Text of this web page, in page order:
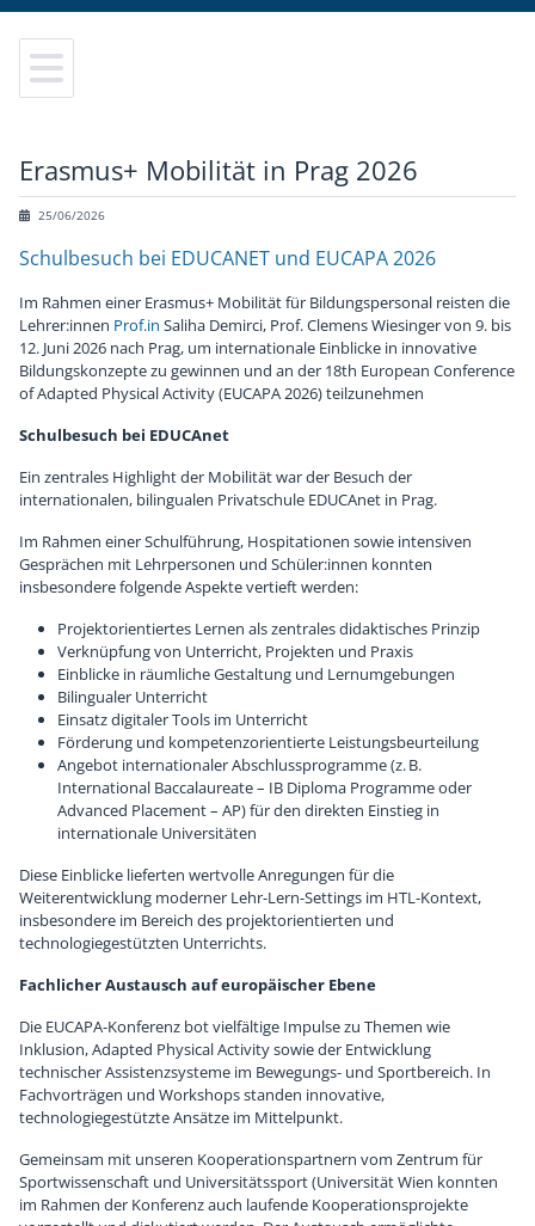
Erasmus+ Mobilität in Prag 2026
25/06/2026
Schulbesuch bei EDUCANET und EUCAPA 2026
Im Rahmen einer Erasmus+ Mobilität für Bildungspersonal reisten die
Lehrer:innen Prof.in Saliha Demirci, Prof. Clemens Wiesinger von 9. bis
12. Juni 2026 nach Prag, um internationale Einblicke in innovative
Bildungskonzepte zu gewinnen und an der 18th European Conference
of Adapted Physical Activity (EUCAPA 2026) teilzunehmen
Schulbesuch bei EDUCAnet
Ein zentrales Highlight der Mobilität war der Besuch der
internationalen, bilingualen Privatschule EDUCAnet in Prag.
Im Rahmen einer Schulführung, Hospitationen sowie intensiven
Gesprächen mit Lehrpersonen und Schüler:innen konnten
insbesondere folgende Aspekte vertieft werden:
Projektorientiertes Lernen als zentrales didaktisches Prinzip
Verknüpfung von Unterricht, Projekten und Praxis
Einblicke in räumliche Gestaltung und Lernumgebungen
Bilingualer Unterricht
Einsatz digitaler Tools im Unterricht
Förderung und kompetenzorientierte Leistungsbeurteilung
Angebot internationaler Abschlussprogramme (z. B.
International Baccalaureate – IB Diploma Programme oder
Advanced Placement – AP) für den direkten Einstieg in
internationale Universitäten
Diese Einblicke lieferten wertvolle Anregungen für die
Weiterentwicklung moderner Lehr-Lern-Settings im HTL-Kontext,
insbesondere im Bereich des projektorientierten und
technologiegestützten Unterrichts.
Fachlicher Austausch auf europäischer Ebene
Die EUCAPA-Konferenz bot vielfältige Impulse zu Themen wie
Inklusion, Adapted Physical Activity sowie der Entwicklung
technischer Assistenzsysteme im Bewegungs- und Sportbereich. In
Fachvorträgen und Workshops standen innovative,
technologiegestützte Ansätze im Mittelpunkt.
Gemeinsam mit unseren Kooperationspartnern vom Zentrum für
Sportwissenschaft und Universitätssport (Universität Wien konnten
im Rahmen der Konferenz auch laufende Kooperationsprojekte
Informationstechnologie
Informatik
Abendschule
Fachpraxis
Schulgemeinschaftsausschuss
Hausordnung
Tage der offenen Tür
Virtuelle Schulführung
Frauen Technik Zukunft
Elektronikmuseum
Chronik
Bildungsberatung
Jugendcoaching
Schulpsychologie
Schulärztin
Kuratorium
Sponsoren
Terminkalender
Jobbörse
Schulbuffet
Schulmerchandise